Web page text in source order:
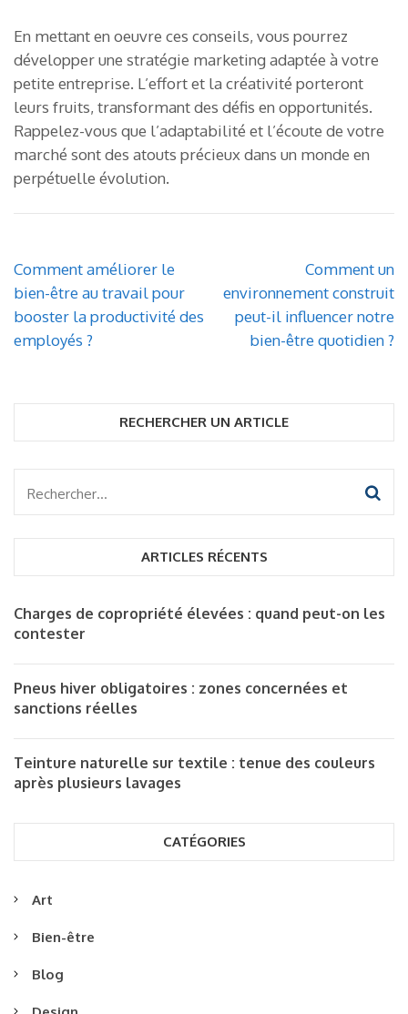
En mettant en oeuvre ces conseils, vous pourrez
développer une stratégie marketing adaptée à votre
petite entreprise. L’effort et la créativité porteront
leurs fruits, transformant des défis en opportunités.
Rappelez-vous que l’adaptabilité et l’écoute de votre
marché sont des atouts précieux dans un monde en
perpétuelle évolution.
Navigation
de
l’article
Comment améliorer le
bien-être au travail pour
booster la productivité des
employés ?
Comment un
environnement construit
peut-il influencer notre
bien-être quotidien ?
RECHERCHER UN ARTICLE
Rechercher :
ARTICLES RÉCENTS
Charges de copropriété élevées : quand peut-on les
contester
Pneus hiver obligatoires : zones concernées et
sanctions réelles
Teinture naturelle sur textile : tenue des couleurs
après plusieurs lavages
CATÉGORIES
Art
Bien-être
Blog